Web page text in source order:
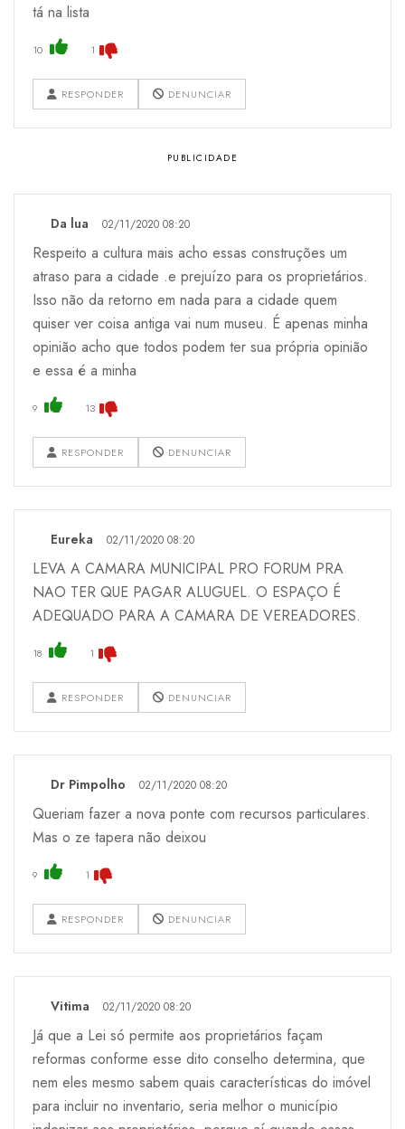
tá na lista
10 1
RESPONDER DENUNCIAR
Da lua 02/11/2020 08:20
Respeito a cultura mais acho essas construções um
atraso para a cidade .e prejuízo para os proprietários.
Isso não da retorno em nada para a cidade quem
quiser ver coisa antiga vai num museu. É apenas minha
opinião acho que todos podem ter sua própria opinião
e essa é a minha
9 13
RESPONDER DENUNCIAR
Eureka 02/11/2020 08:20
LEVA A CAMARA MUNICIPAL PRO FORUM PRA
NAO TER QUE PAGAR ALUGUEL. O ESPAÇO É
ADEQUADO PARA A CAMARA DE VEREADORES.
18 1
RESPONDER DENUNCIAR
Dr Pimpolho 02/11/2020 08:20
Queriam fazer a nova ponte com recursos particulares.
Mas o ze tapera não deixou
9 1
RESPONDER DENUNCIAR
Vitima 02/11/2020 08:20
Já que a Lei só permite aos proprietários façam
reformas conforme esse dito conselho determina, que
nem eles mesmo sabem quais características do imóvel
para incluir no inventario, seria melhor o município